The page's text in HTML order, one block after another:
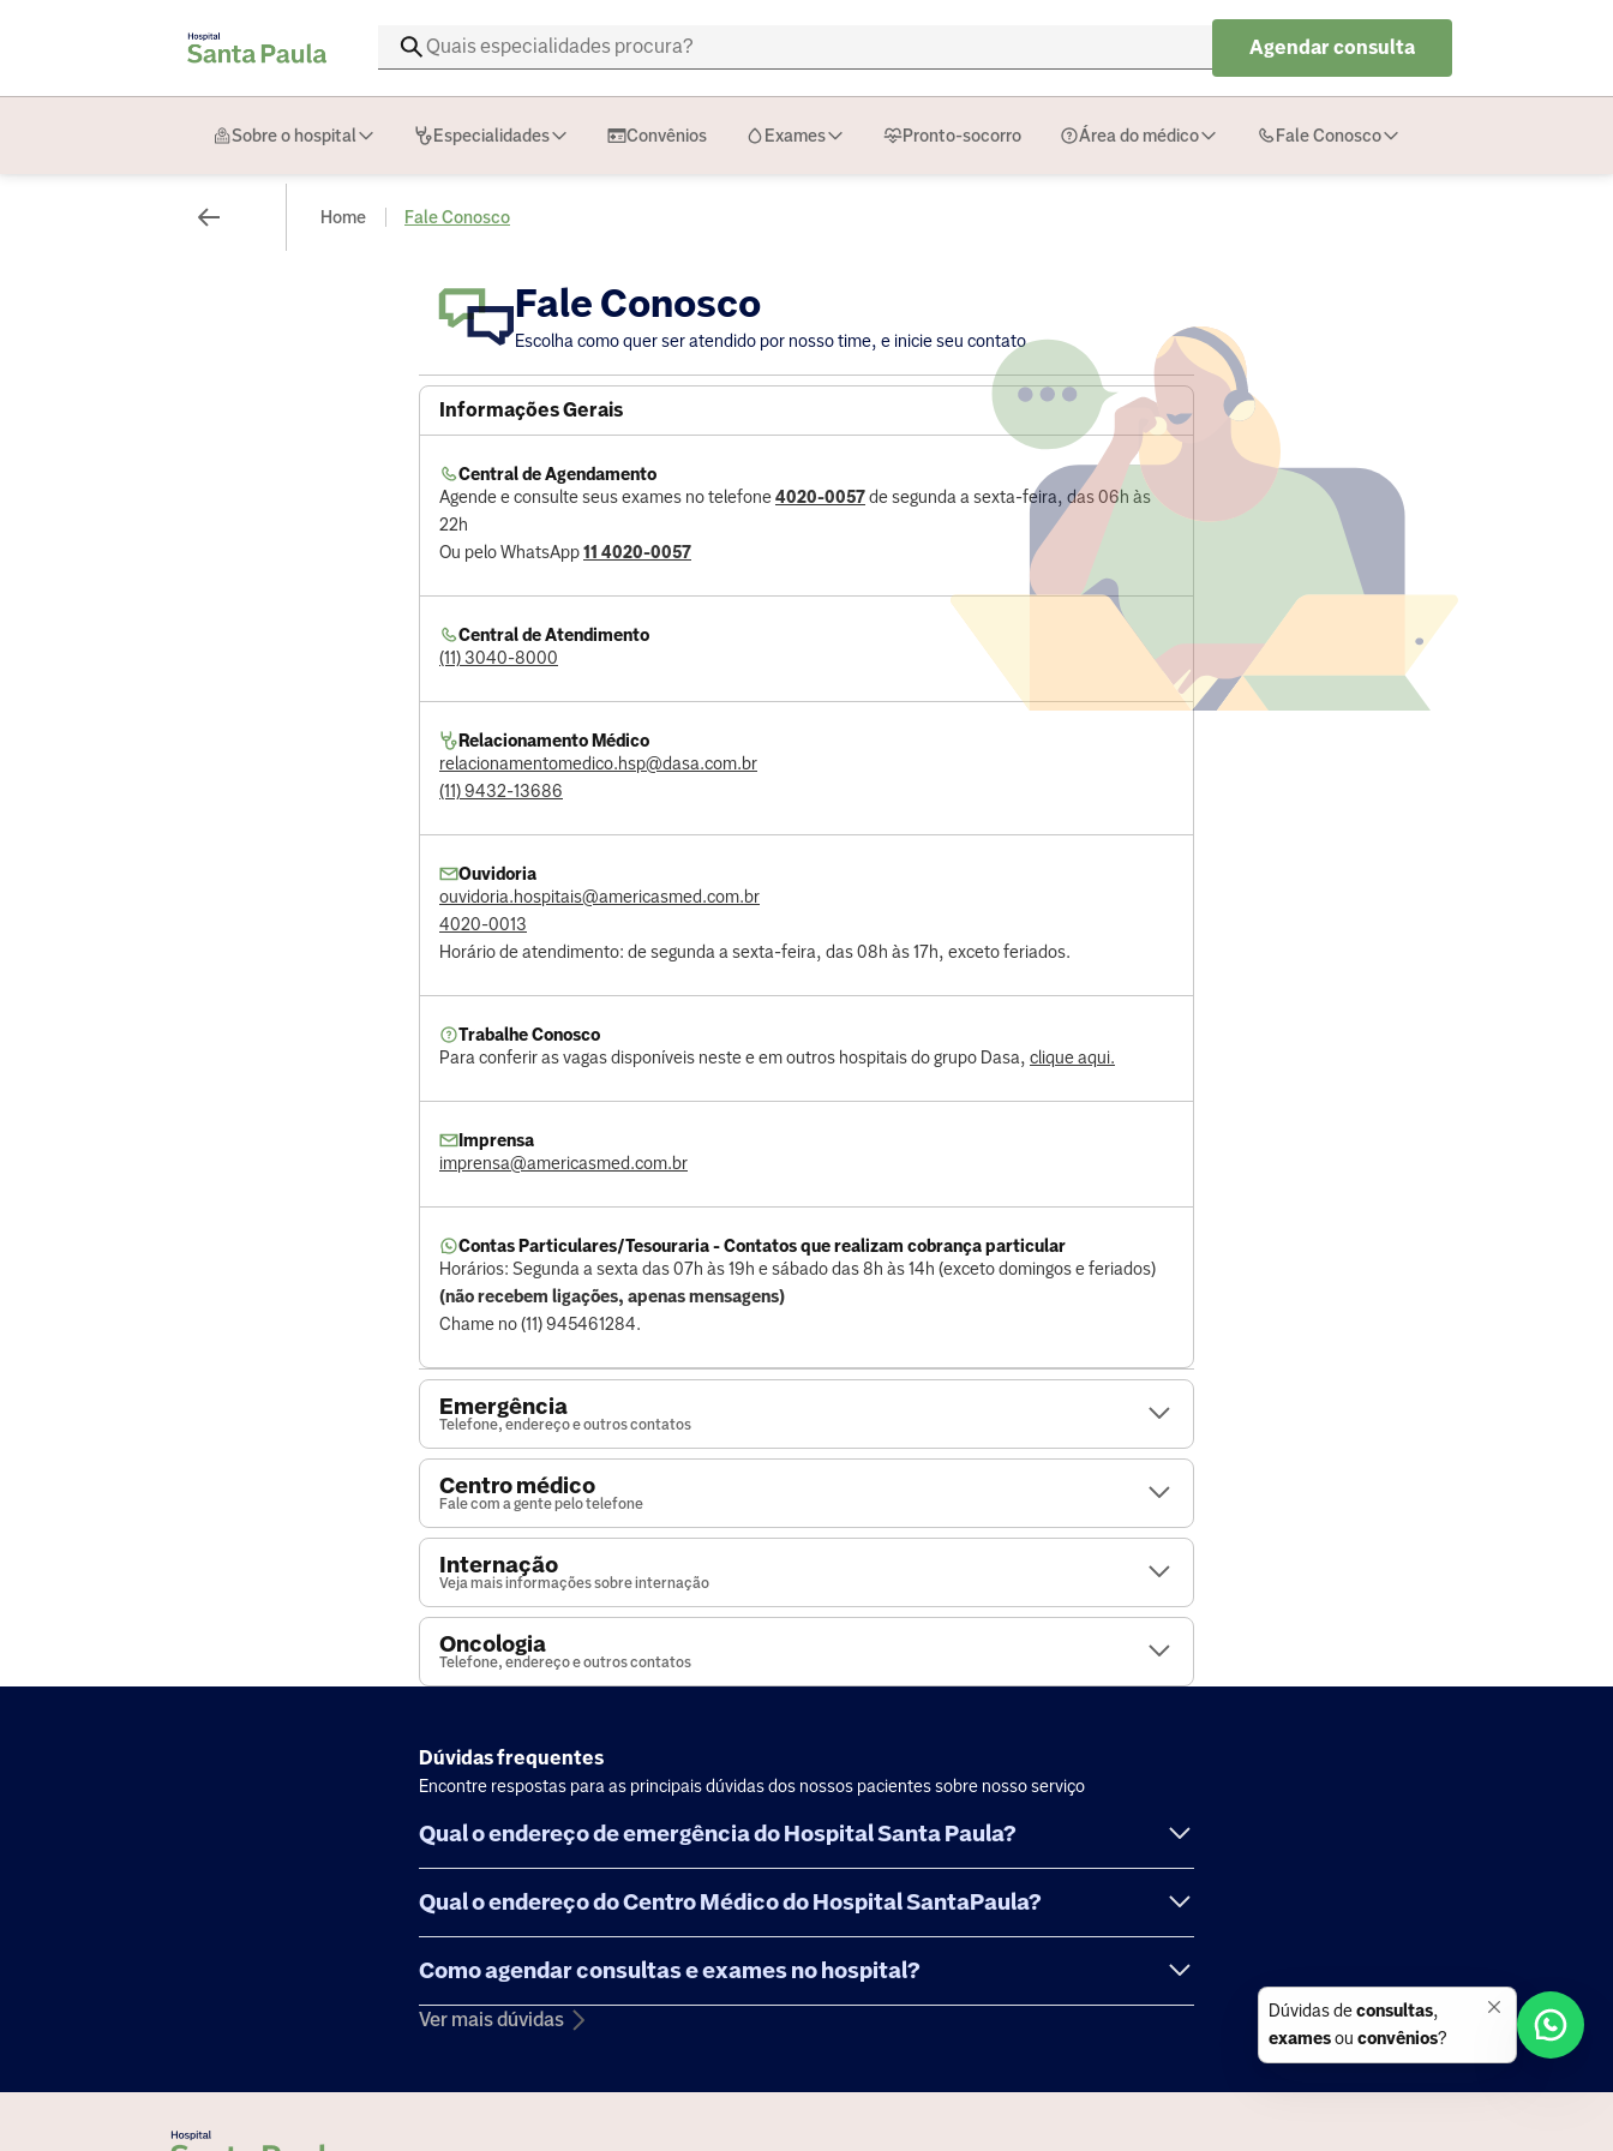
Agendar consulta
Sobre o hospital Especialidades Convênios Exames Pronto-socorro Área do médico Fale Conosco
Home Fale Conosco
Fale Conosco
Escolha como quer ser atendido por nosso time, e inicie seu contato
Informações Gerais
Central de Agendamento
Agende e consulte seus exames no telefone4020-0057de segunda a sexta-feira, das 06h às
22h
Ou pelo WhatsApp11 4020-0057
Central de Atendimento
(11) 3040-8000
Relacionamento Médico
relacionamentomedico.hsp@dasa.com.br
(11) 9432-13686
Ouvidoria
ouvidoria.hospitais@americasmed.com.br
4020-0013
Horário de atendimento: de segunda a sexta-feira, das 08h às 17h, exceto feriados.
Trabalhe Conosco
Para conferir as vagas disponíveis neste e em outros hospitais do grupo Dasa, clique aqui.
Imprensa
imprensa@americasmed.com.br
Contas Particulares/Tesouraria - Contatos que realizam cobrança particular
Horários: Segunda a sexta das 07h às 19h e sábado das 8h às 14h (exceto domingos e feriados)
(não recebem ligações, apenas mensagens)
Chame no (11) 945461284.
Emergência
Telefone, endereço e outros contatos
Centro médico
Fale com a gente pelo telefone
Internação
Veja mais informações sobre internação
Oncologia
Telefone, endereço e outros contatos
Dúvidas frequentes
Encontre respostas para as principais dúvidas dos nossos pacientes sobre nosso serviço
Qual o endereço de emergência do Hospital Santa Paula?
Qual o endereço do Centro Médico do Hospital SantaPaula?
Como agendar consultas e exames no hospital?
Ver mais dúvidas Dúvidas deconsultas,
examesou convênios?